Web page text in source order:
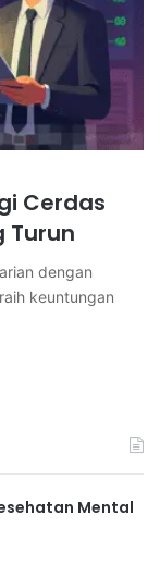
Cerdas
Turun
dengan
keuntungan
Mental